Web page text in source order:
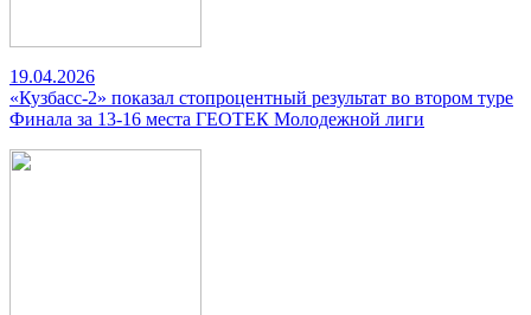
19.04.2026
«Кузбасс-2» показал стопроцентный результат во втором туре
Финала за 13-16 места ГЕОТЕК Молодежной лиги